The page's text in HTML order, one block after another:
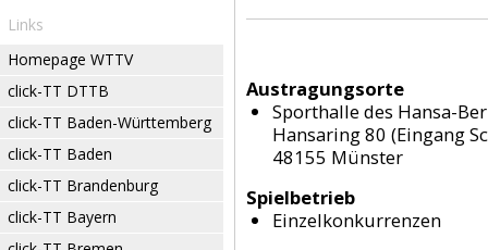
Links
Homepage WTTV
click-TT DTTB
click-TT Baden-Württemberg
click-TT Baden
click-TT Brandenburg
click-TT Bayern
Austragungsorte
Sporthalle des Hansa-
Hansaring 80 (Eingang
48155 Münster
Spielbetrieb
Einzelkonkurrenzen